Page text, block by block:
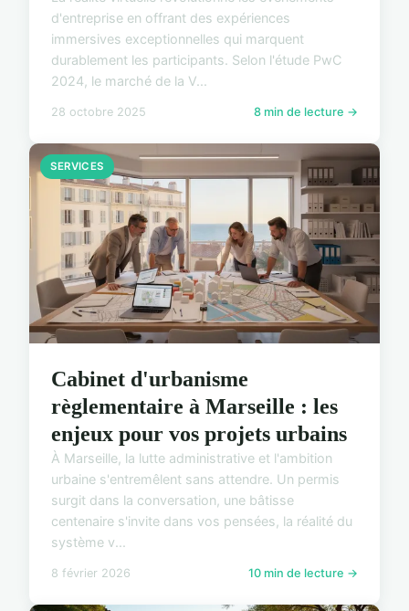
d'entreprise en offrant des expériences
immersives exceptionnelles qui marquent
durablement les participants. Selon l'étude PwC
2024, le marché de la V...
28 octobre 2025 8 min de lecture →
SERVICES
Cabinet d'urbanisme
règlementaire à Marseille : les
enjeux pour vos projets urbains
À Marseille, la lutte administrative et l'ambition
urbaine s'entremêlent sans attendre. Un permis
surgit dans la conversation, une bâtisse
centenaire s'invite dans vos pensées, la réalité du
système v...
8 février 2026 10 min de lecture →